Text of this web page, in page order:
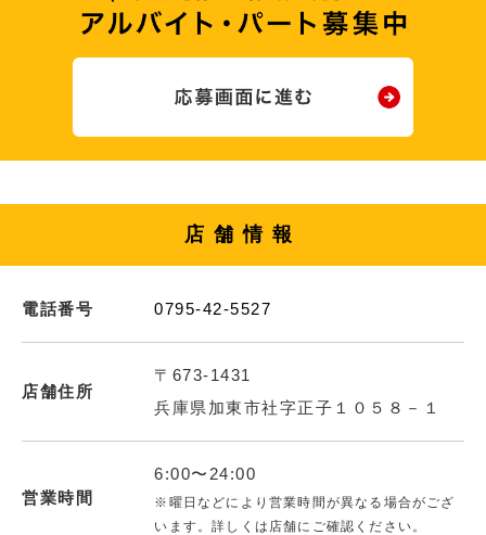
店舗情報
電話番号 0795-42-5527
店舗住所
〒673-1431
兵庫県加東市社字正子１０５８－１
営業時間
6:00〜24:00
※曜日などにより営業時間が異なる場合がござ
います。詳しくは店舗にご確認ください。